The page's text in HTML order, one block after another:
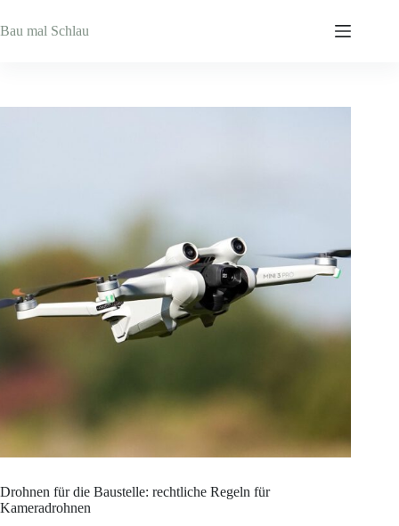
Inhalt
springen
Bau mal Schlau
Drohnen für die Baustelle: rechtliche Regeln für
Kameradrohnen